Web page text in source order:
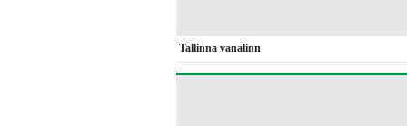
Tallinna vanalinn